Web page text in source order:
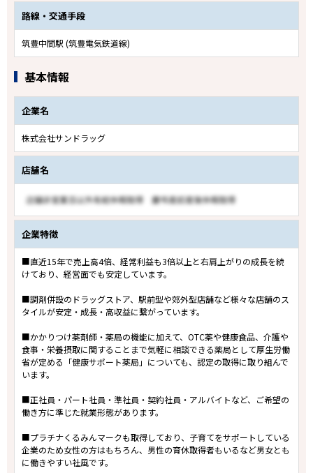
路線・交通手段
筑豊中間駅 (筑豊電気鉄道線)
基本情報
企業名
株式会社サンドラッグ
店舗名
企業特徴
■直近15年で売上高4倍、経常利益も3倍以上と右肩上がりの成長を続
けており、経営面でも安定しています。
■調剤併設のドラッグストア、駅前型や郊外型店舗など様々な店舗のス
タイルが安定・成長・高収益に繋がっています。
■かかりつけ薬剤師・薬局の機能に加えて、OTC薬や健康食品、介護や
食事・栄養摂取に関することまで気軽に相談できる薬局として厚生労働
省が定める「健康サポート薬局」についても、認定の取得に取り組んで
います。
■正社員・パート社員・準社員・契約社員・アルバイトなど、ご希望の
働き方に準じた就業形態があります。
■プラチナくるみんマークも取得しており、子育てをサポートしている
企業のため女性の方はもちろん、男性の育休取得者もいるなど男女とも
に働きやすい社風です。